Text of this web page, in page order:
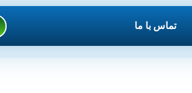
تماس با ما